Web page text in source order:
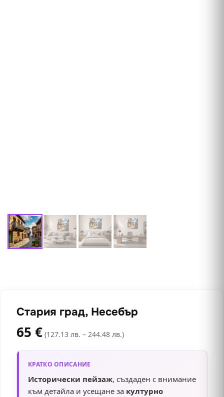
Стария град, Несебър
65 € (127.13 лв. – 244.48 лв.)
КРАТКО ОПИСАНИЕ
Исторически пейзаж, създаден с внимание
към детайла и усещане за културно